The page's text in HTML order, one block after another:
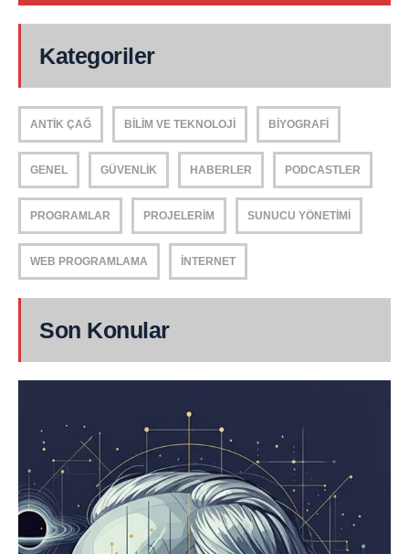
Kategoriler
ANTIK ÇAĞ BILIM VE TEKNOLOJI BIYOGRAFI
GENEL GÜVENLIK HABERLER PODCASTLER
PROGRAMLAR PROJELERIM SUNUCU YÖNETIMI
WEB PROGRAMLAMA İNTERNET
Son Konular